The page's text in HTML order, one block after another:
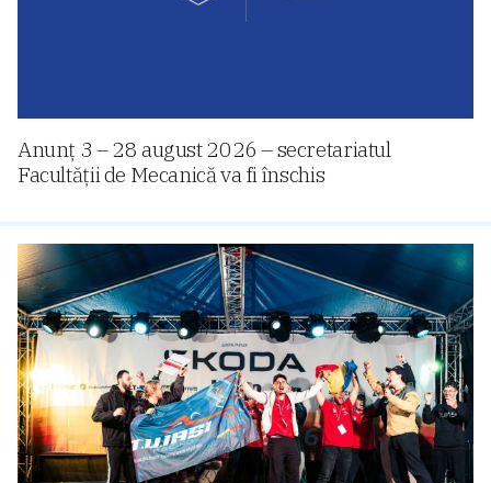
Anunț 3 – 28 august 2026 – secretariatul
Facultății de Mecanică va fi înschis